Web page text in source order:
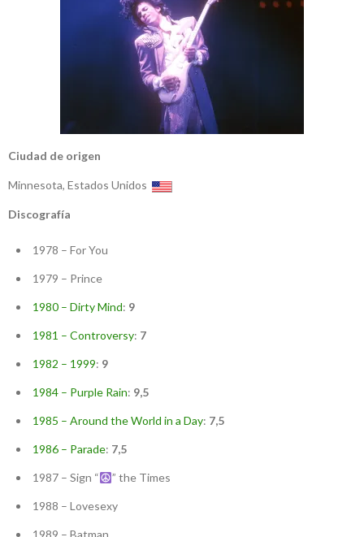
Ciudad de origen
Minnesota, Estados Unidos
Discografía
1978 – For You
1979 – Prince
1980 – Dirty Mind: 9
1981 – Controversy: 7
1982 – 1999: 9
1984 – Purple Rain: 9,5
1985 – Around the World in a Day: 7,5
1986 – Parade: 7,5
1987 – Sign “ ” the Times
1988 – Lovesexy